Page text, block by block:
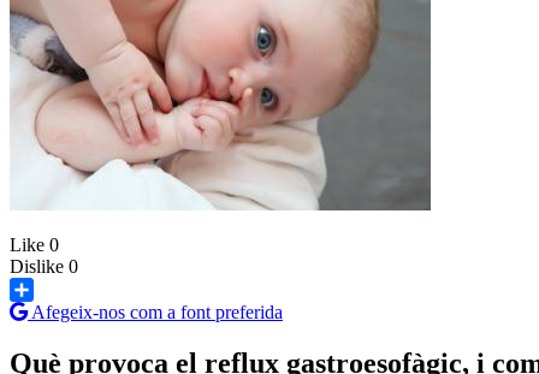
Like 0
Dislike 0
Share
Afegeix-nos com a font preferida
Què provoca el reflux gastroesofàgic, i